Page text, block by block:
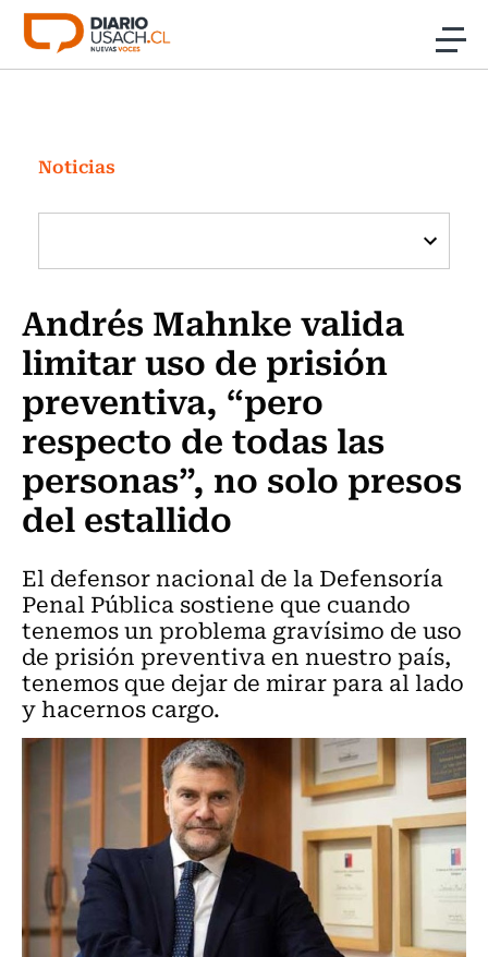
Click acá para ir directamente al contenido
Investigación
Cultura
Programas Radio y TV Usach
Noticias
Andrés Mahnke valida
limitar uso de prisión
preventiva, “pero
respecto de todas las
personas”, no solo presos
del estallido
El defensor nacional de la Defensoría
Penal Pública sostiene que cuando
tenemos un problema gravísimo de uso
de prisión preventiva en nuestro país,
tenemos que dejar de mirar para al lado
y hacernos cargo.